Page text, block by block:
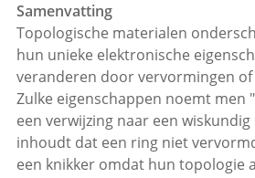
Samenvatting
Topologische materialen
hun unieke elektronische
veranderen door vervormingen
Zulke eigenschappen noemt men
een verwijzing naar een
inhoudt dat een ring niet
een knikker omdat hun topologie